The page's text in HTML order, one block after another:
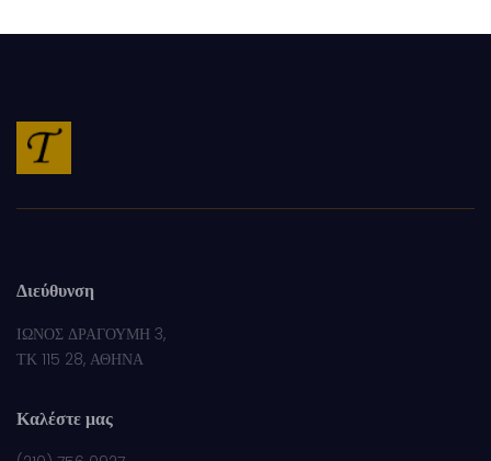
Διεύθυνση
ΙΩΝΟΣ ΔΡΑΓΟΥΜΗ 3,
ΤΚ 115 28, ΑΘΗΝΑ
Καλέστε μας